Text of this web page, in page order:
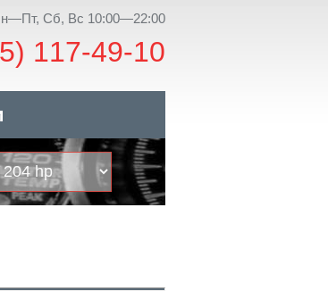
Сб, Вс 10:00—22:00
117-49-10